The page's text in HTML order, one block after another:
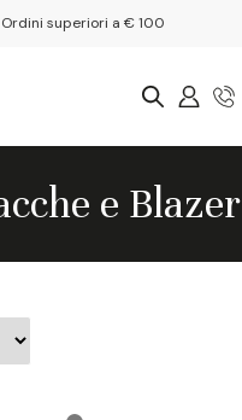
Ordini superiori a € 100
e Blazer